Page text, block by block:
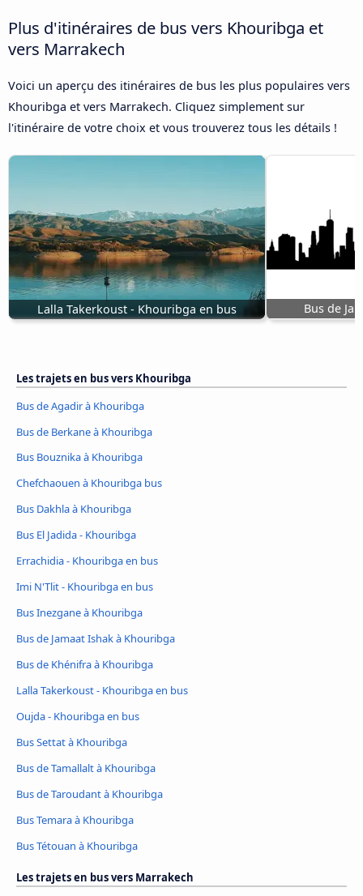
Plus d'itinéraires de bus vers Khouribga et
vers Marrakech
Voici un aperçu des itinéraires de bus les plus populaires vers
Khouribga et vers Marrakech. Cliquez simplement sur
l'itinéraire de votre choix et vous trouverez tous les détails !
Lalla Takerkoust - Khouribga en bus Bus de
Les trajets en bus vers Khouribga
Bus de Agadir à Khouribga
Bus de Berkane à Khouribga
Bus Bouznika à Khouribga
Chefchaouen à Khouribga bus
Bus Dakhla à Khouribga
Bus El Jadida - Khouribga
Errachidia - Khouribga en bus
Imi N'Tlit - Khouribga en bus
Bus Inezgane à Khouribga
Bus de Jamaat Ishak à Khouribga
Bus de Khénifra à Khouribga
Lalla Takerkoust - Khouribga en bus
Oujda - Khouribga en bus
Bus Settat à Khouribga
Bus de Tamallalt à Khouribga
Bus de Taroudant à Khouribga
Bus Temara à Khouribga
Bus Tétouan à Khouribga
Les trajets en bus vers Marrakech